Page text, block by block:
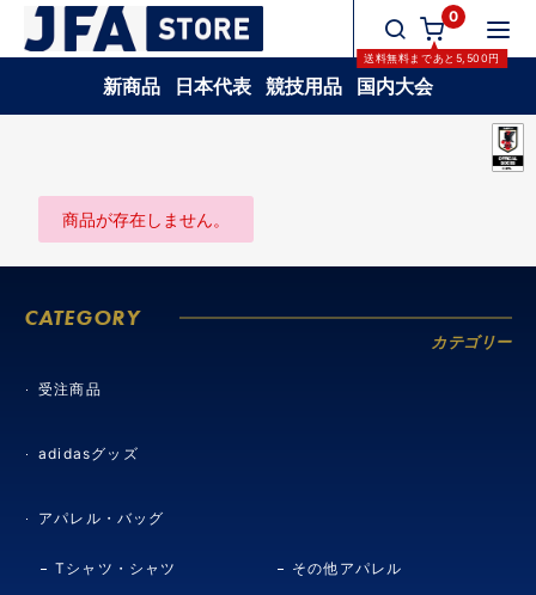
0
送料無料まであと 5,500円
新商品 日本代表 競技用品 国内大会
商品が存在しません。
CATEGORY
カテゴリー
受注商品
adidasグッズ
アパレル・バッグ
Tシャツ・シャツ その他アパレル